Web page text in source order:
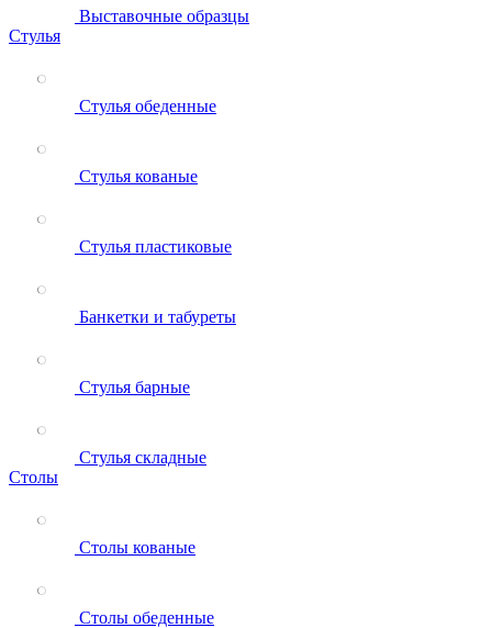
Выставочные образцы
Стулья
Стулья обеденные
Стулья кованые
Стулья пластиковые
Банкетки и табуреты
Стулья барные
Стулья складные
Столы
Столы кованые
Столы обеденные